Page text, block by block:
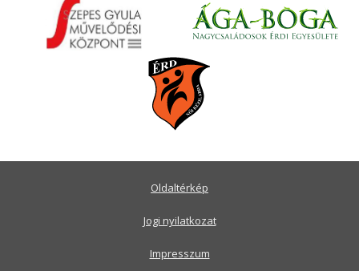
Oldaltérkép
Jogi nyilatkozat
Impresszum